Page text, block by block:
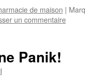
de maison |
un commentaire
Panik!